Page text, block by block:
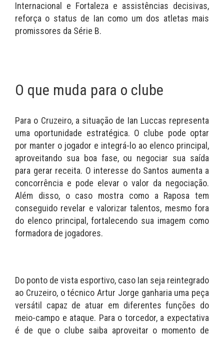
Internacional e Fortaleza e assistências decisivas,
reforça o status de Ian como um dos atletas mais
promissores da Série B.
O que muda para o clube
Para o Cruzeiro, a situação de Ian Luccas representa
uma oportunidade estratégica. O clube pode optar
por manter o jogador e integrá-lo ao elenco principal,
aproveitando sua boa fase, ou negociar sua saída
para gerar receita. O interesse do Santos aumenta a
concorrência e pode elevar o valor da negociação.
Além disso, o caso mostra como a Raposa tem
conseguido revelar e valorizar talentos, mesmo fora
do elenco principal, fortalecendo sua imagem como
formadora de jogadores.
Do ponto de vista esportivo, caso Ian seja reintegrado
ao Cruzeiro, o técnico Artur Jorge ganharia uma peça
versátil capaz de atuar em diferentes funções do
meio-campo e ataque. Para o torcedor, a expectativa
é de que o clube saiba aproveitar o momento de